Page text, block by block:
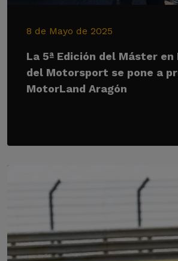
8 de Mayo de 2025
La 5ª Edición del Máster en
del Motorsport se pone a
MotorLand Aragón